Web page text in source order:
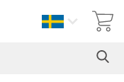
Sverige